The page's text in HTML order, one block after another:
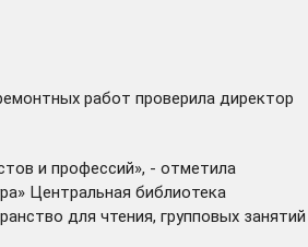
работ проверила директор
и профессий», - отметила
Центральная библиотека
для чтения, групповых занятий